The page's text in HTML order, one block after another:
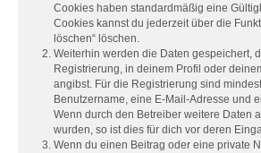
Cookies haben standardmäßig eine
Cookies kannst du jederzeit über die
löschen“ löschen.
Weiterhin werden die Daten gespeichert,
Registrierung, in deinem Profil oder
angibst. Für die Registrierung sind
Benutzername, eine E-Mail-Adresse und
Wenn durch den Betreiber weitere Daten
wurden, so ist dies für dich vor deren
Wenn du einen Beitrag oder eine private